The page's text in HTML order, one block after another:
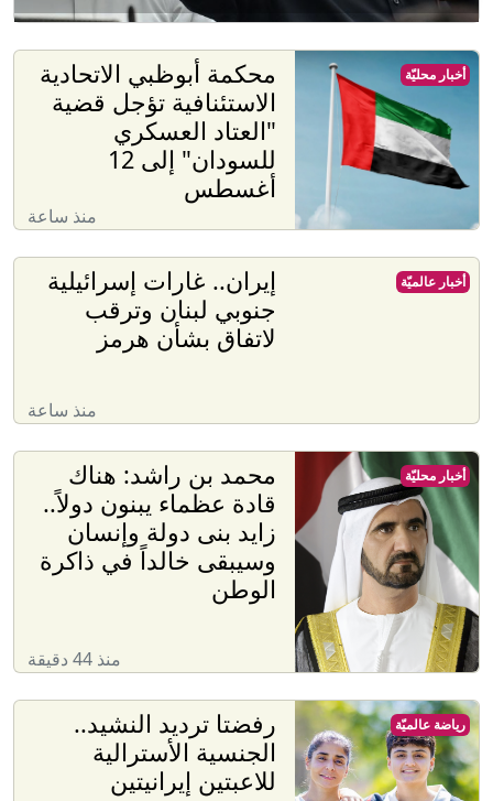
محكمة أبوظبي الاتحادية
الاستئنافية تؤجل قضية
"العتاد العسكري
للسودان" إلى 12
أغسطس
منذ ساعة
أخبار محليّة
إيران.. غارات إسرائيلية
جنوبي لبنان وترقب
لاتفاق بشأن هرمز
منذ ساعة
أخبار عالميّة
محمد بن راشد: هناك
قادة عظماء يبنون دولاً..
زايد بنى دولة وإنسان
وسيبقى خالداً في ذاكرة
الوطن
منذ 44 دقيقة
أخبار محليّة
رفضتا ترديد النشيد..
الجنسية الأسترالية
للاعبتين إيرانيتين
رياضة عالميّة